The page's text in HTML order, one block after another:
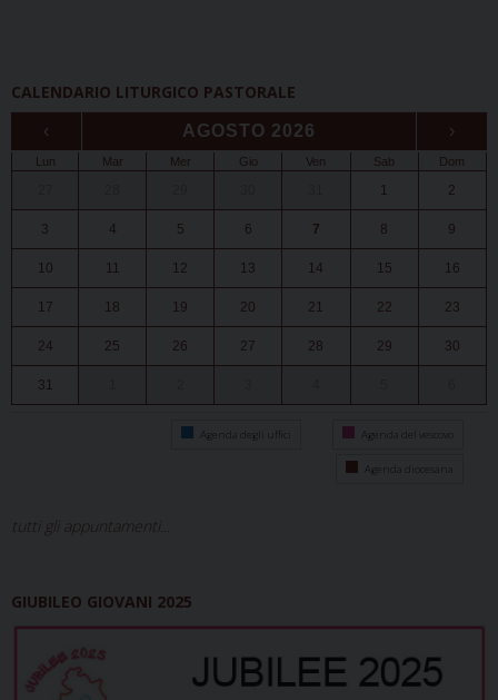
CALENDARIO LITURGICO PASTORALE
‹ AGOSTO 2026 ›
Lun Mar Mer Gio Ven Sab Dom
1 2
3 4 5 6 7 8 9
10 11 12 13 14 15 16
17 18 19 20 21 22 23
24 25 26 27 28 29 30
31
Agenda degli uffici Agenda del vescovo
Agenda diocesana
tutti gli appuntamenti...
GIUBILEO GIOVANI 2025